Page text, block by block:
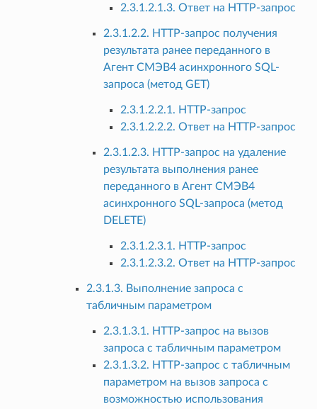
2.3.1.2.1.3. Ответ на HTTP-запрос
2.3.1.2.2. HTTP-запрос получения
результата ранее переданного в
Агент СМЭВ4 асинхронного SQL-
запроса (метод GET)
2.3.1.2.2.1. HTTP-запрос
2.3.1.2.2.2. Ответ на HTTP-запрос
2.3.1.2.3. HTTP-запрос на удаление
результата выполнения ранее
переданного в Агент СМЭВ4
асинхронного SQL-запроса (метод
DELETE)
2.3.1.2.3.1. HTTP-запрос
2.3.1.2.3.2. Ответ на HTTP-запрос
2.3.1.3. Выполнение запроса с
табличным параметром
2.3.1.3.1. HTTP-запрос на вызов
запроса с табличным параметром
2.3.1.3.2. HTTP-запрос с табличным
параметром на вызов запроса с
возможностью использования